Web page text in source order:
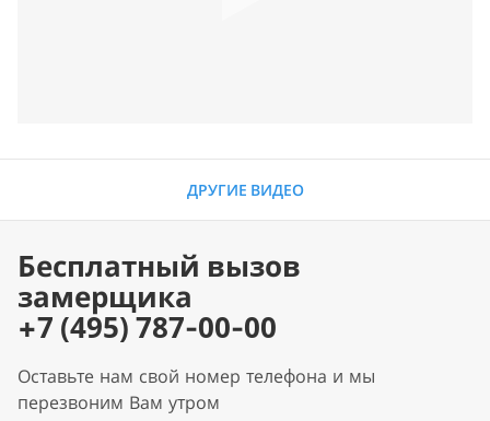
ДРУГИЕ ВИДЕО
Бесплатный вызов
замерщика
+7 (495) 787-00-00
Оставьте нам свой номер телефона и мы
перезвоним Вам утром